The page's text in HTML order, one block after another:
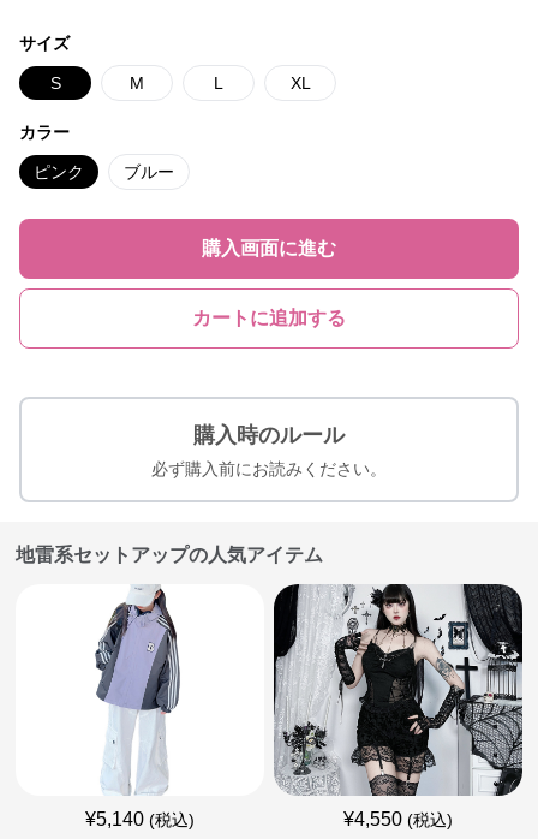
サイズ
S M L XL
カラー
ピンク ブルー
購入画面に進む
カートに追加する
購入時のルール
必ず購入前にお読みください。
地雷系セットアップの人気アイテム
¥5,140 (税込) ¥4,550 (税込)